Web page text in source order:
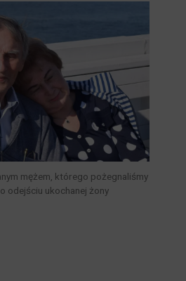
mężem, którego pożegnaliśmy
odejściu ukochanej żony